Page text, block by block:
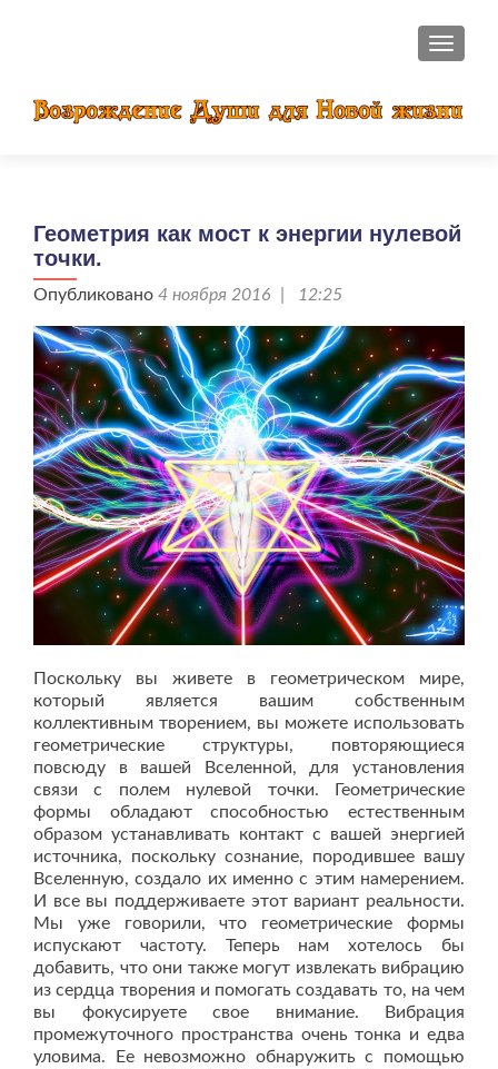
Геометрия как мост к энергии нулевой
точки.
Опубликовано 4 ноября 2016 | 12:25
Поскольку вы живете в геометрическом мире,
который является вашим собственным
коллективным творением, вы можете использовать
геометрические структуры, повторяющиеся
повсюду в вашей Вселенной, для установления
связи с полем нулевой точки. Геометрические
формы обладают способностью естественным
образом устанавливать контакт с вашей энергией
источника, поскольку сознание, породившее вашу
Вселенную, создало их именно с этим намерением.
И все вы поддерживаете этот вариант реальности.
Мы уже говорили, что геометрические формы
испускают частоту. Теперь нам хотелось бы
добавить, что они также могут извлекать вибрацию
из сердца творения и помогать создавать то, на чем
вы фокусируете свое внимание. Вибрация
промежуточного пространства очень тонка и едва
уловима. Ее невозможно обнаружить с помощью